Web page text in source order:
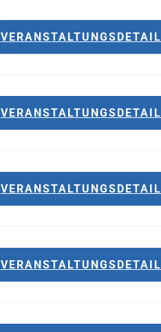
VERANSTALTUNGSDETAIL
VERANSTALTUNGSDETAIL
VERANSTALTUNGSDETAIL
VERANSTALTUNGSDETAIL